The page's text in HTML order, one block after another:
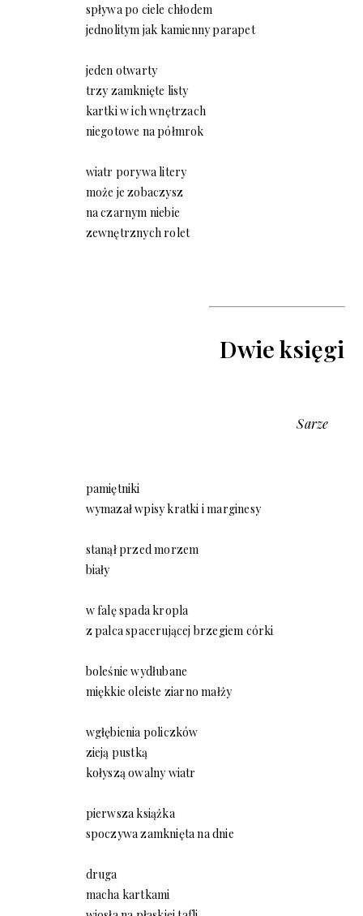
spływa po ciele chłodem
jednolitym jak kamienny parapet
jeden otwarty
trzy zamknięte listy
kartki w ich wnętrzach
niegotowe na półmrok
wiatr porywa litery
może je zobaczysz
na czarnym niebie
zewnętrznych rolet
Dwie księgi
Sarze
pamiętniki
wymazał wpisy kratki i marginesy
stanął przed morzem
biały
w falę spada kropla
z palca spacerującej brzegiem córki
boleśnie wydłubane
miękkie oleiste ziarno małży
wgłębienia policzków
zieją pustką
kołyszą owalny wiatr
pierwsza książka
spoczywa zamknięta na dnie
druga
macha kartkami